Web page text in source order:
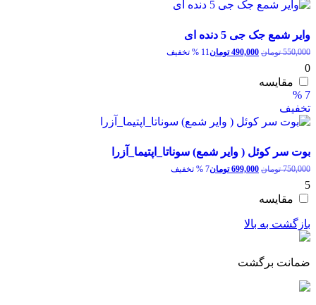
وایر شمع جک جی 5 دنده ای
550,000 تومان قیمت
490,000 تومان11 % تخفیف
قیمت
0
مقایسه
7 %
تخفیف
بوت سر کوئل ( وایر شمع) سوناتا_اپتیما_آزرا
750,000 تومان قیمت
699,000 تومان7 % تخفیف
قیمت
5
مقایسه
بازگشت به بالا
ضمانت برگشت